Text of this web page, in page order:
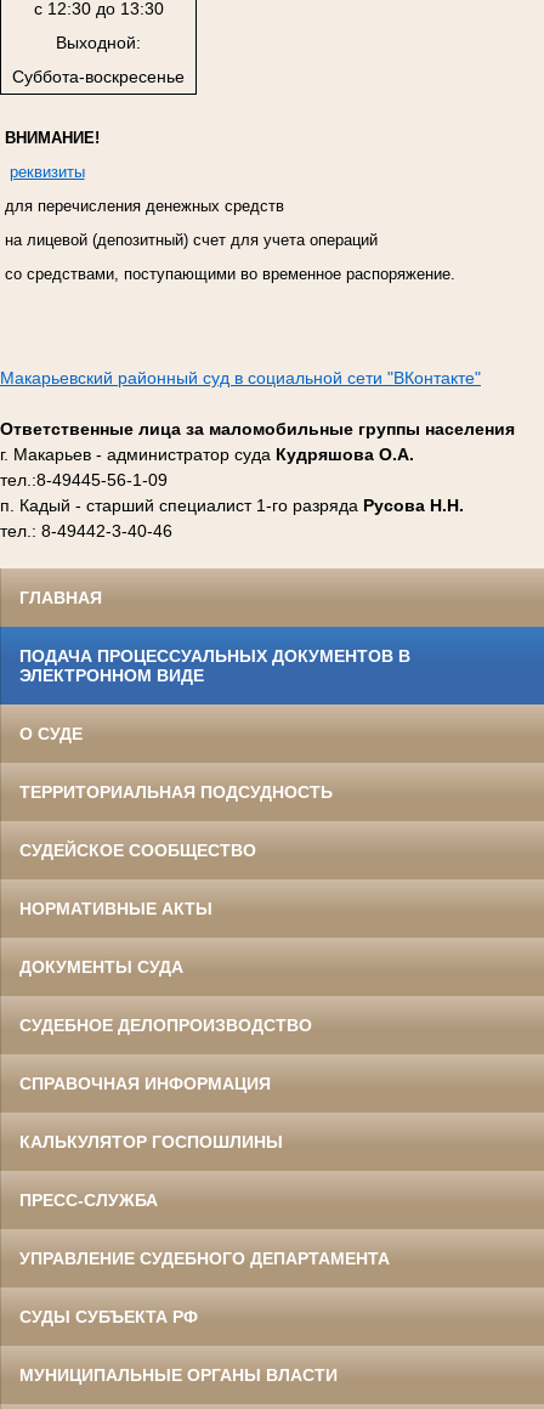
с 12:30 до 13:30
Выходной:
Суббота-воскресенье
ВНИМАНИЕ!
реквизиты
для перечисления денежных средств
на лицевой (депозитный) счет для учета операций
со средствами, поступающими во временное распоряжение.
Макарьевский районный суд в социальной сети "ВКонтакте"
Ответственные лица за маломобильные группы населения
г. Макарьев - администратор суда Кудряшова О.А.
тел.:8-49445-56-1-09
п. Кадый - старший специалист 1-го разряда Русова Н.Н.
тел.: 8-49442-3-40-46
ГЛАВНАЯ
ПОДАЧА ПРОЦЕССУАЛЬНЫХ ДОКУМЕНТОВ В
ЭЛЕКТРОННОМ ВИДЕ
О СУДЕ
ТЕРРИТОРИАЛЬНАЯ ПОДСУДНОСТЬ
СУДЕЙСКОЕ СООБЩЕСТВО
НОРМАТИВНЫЕ АКТЫ
ДОКУМЕНТЫ СУДА
СУДЕБНОЕ ДЕЛОПРОИЗВОДСТВО
СПРАВОЧНАЯ ИНФОРМАЦИЯ
КАЛЬКУЛЯТОР ГОСПОШЛИНЫ
ПРЕСС-СЛУЖБА
УПРАВЛЕНИЕ СУДЕБНОГО ДЕПАРТАМЕНТА
СУДЫ СУБЪЕКТА РФ
МУНИЦИПАЛЬНЫЕ ОРГАНЫ ВЛАСТИ